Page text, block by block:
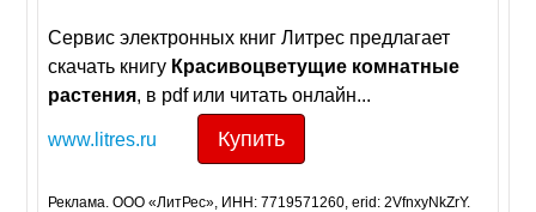
Сервис электронных книг Литрес предлагает
скачать книгу Красивоцветущие комнатные
растения, в pdf или читать онлайн...
www.litres.ru Купить
Реклама. ООО «ЛитРес», ИНН: 7719571260, erid: 2VfnxyNkZrY.